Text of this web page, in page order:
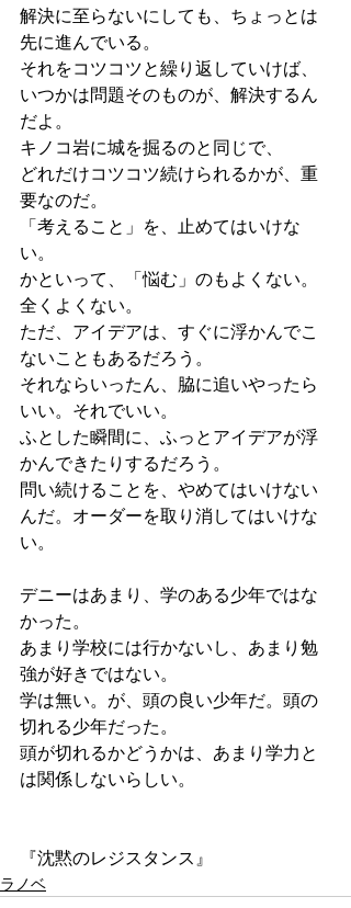
解決に至らないにしても、ちょっとは
先に進んでいる。
それをコツコツと繰り返していけば、
いつかは問題そのものが、解決するん
だよ。
キノコ岩に城を掘るのと同じで、
どれだけコツコツ続けられるかが、重
要なのだ。
「考えること」を、止めてはいけな
い。
かといって、「悩む」のもよくない。
全くよくない。
ただ、アイデアは、すぐに浮かんでこ
ないこともあるだろう。
それならいったん、脇に追いやったら
いい。それでいい。
ふとした瞬間に、ふっとアイデアが浮
かんできたりするだろう。
問い続けることを、やめてはいけない
んだ。オーダーを取り消してはいけな
い。
デニーはあまり、学のある少年ではな
かった。
あまり学校には行かないし、あまり勉
強が好きではない。
学は無い。が、頭の良い少年だ。頭の
切れる少年だった。
頭が切れるかどうかは、あまり学力と
は関係しないらしい。
『沈黙のレジスタンス』
ラノベ